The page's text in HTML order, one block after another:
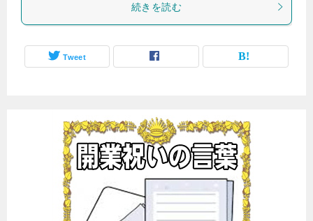
続きを読む
Tweet